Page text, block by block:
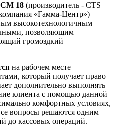
18 (производитель - CTS
«Гамма-Центр»)
высокотехнологичным
позволяющим
громоздкий
на рабочем месте
который получает право
дополнительно выполнять
клиента с помощью данной
комфортных условиях,
вопросы решаются одним
до кассовых операций.